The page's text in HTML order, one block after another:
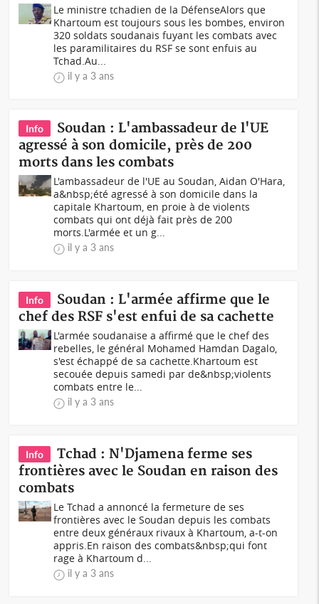
Le ministre tchadien de la DéfenseAlors que
Khartoum est toujours sous les bombes, environ
320 soldats soudanais fuyant les combats avec
les paramilitaires du RSF se sont enfuis au
Tchad.Au...
il y a 3 ans
Info
Soudan : L'ambassadeur de l'UE
agressé à son domicile, près de 200
morts dans les combats
L'ambassadeur de l'UE au Soudan, Aidan O'Hara,
a&nbsp;été agressé à son domicile dans la
capitale Khartoum, en proie à de violents
combats qui ont déjà fait près de 200
morts.L'armée et un g...
il y a 3 ans
Info
Soudan : L'armée affirme que le
chef des RSF s'est enfui de sa cachette
L'armée soudanaise a affirmé que le chef des
rebelles, le général Mohamed Hamdan Dagalo,
s'est échappé de sa cachette.Khartoum est
secouée depuis samedi par de&nbsp;violents
combats entre le...
il y a 3 ans
Info
Tchad : N'Djamena ferme ses
frontières avec le Soudan en raison des
combats
Le Tchad a annoncé la fermeture de ses
frontières avec le Soudan depuis les combats
entre deux généraux rivaux à Khartoum, a-t-on
appris.En raison des combats&nbsp;qui font
rage à Khartoum d...
il y a 3 ans